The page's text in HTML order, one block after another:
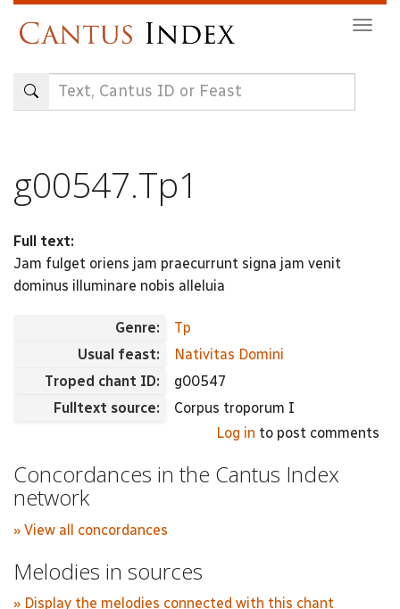
content
g00547.Tp1
Full text:
Jam fulget oriens jam praecurrunt signa jam venit
dominus illuminare nobis alleluia
Genre:
Tp
Usual feast:
Nativitas Domini
Troped chant ID:
g00547
Fulltext source:
Corpus troporum I
Log in to post comments
Concordances in the Cantus Index
network
» View all concordances
Melodies in sources
» Display the melodies connected with this chant